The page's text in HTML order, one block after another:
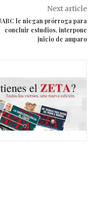
Next article
le niegan prórroga para
concluir estudios, interpone
juicio de amparo